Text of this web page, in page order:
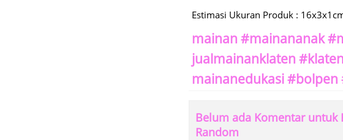
Estimasi Ukuran Produk :
mainan #mainananak
jualmainanklaten
mainanedukasi
Belum ada Komentar untuk
Random